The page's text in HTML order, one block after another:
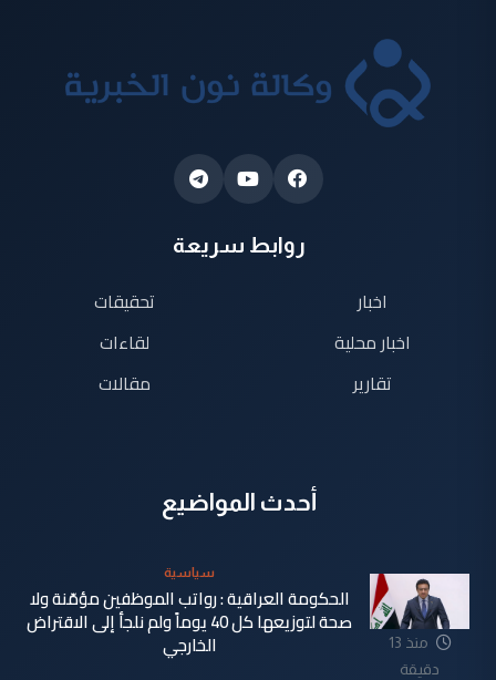
روابط سريعة
اخبار
اخبار محلية
تقارير
تحقيقات
لقاءات
مقالات
أحدث المواضيع
منذ 13
دقيقة
سياسية
الحكومة العراقية : رواتب الموظفين مؤمّنة ولا
صحة لتوزيعها كل 40 يوماً ولم نلجأ إلى الاقتراض
الخارجي